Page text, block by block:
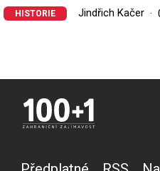
HISTORIE Jindřich Kačer